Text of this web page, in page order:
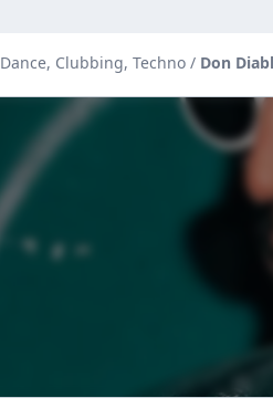
Dance, Clubbing, Techno / Don